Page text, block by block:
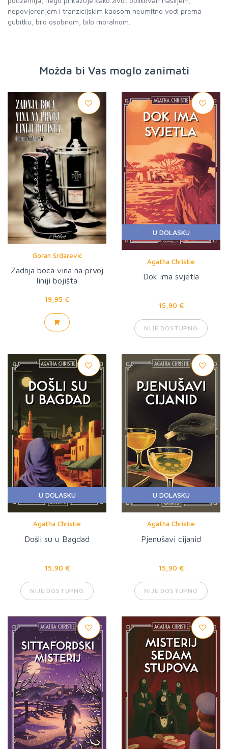
nepovjerenjem i tranzicijskim kaosom neumitno vodi prema
gubitku, bilo osobnom, bilo moralnom.
Možda bi Vas moglo zanimati
Goran Srdarević
Zadnja boca vina na prvoj
liniji bojišta
19,95 €
U DOLASKU
Agatha Christie
Dok ima svjetla
15,90 €
NIJE DOSTUPNO
U DOLASKU
Agatha Christie
Došli su u Bagdad
15,90 €
NIJE DOSTUPNO
U DOLASKU
Agatha Christie
Pjenušavi cijanid
15,90 €
NIJE DOSTUPNO